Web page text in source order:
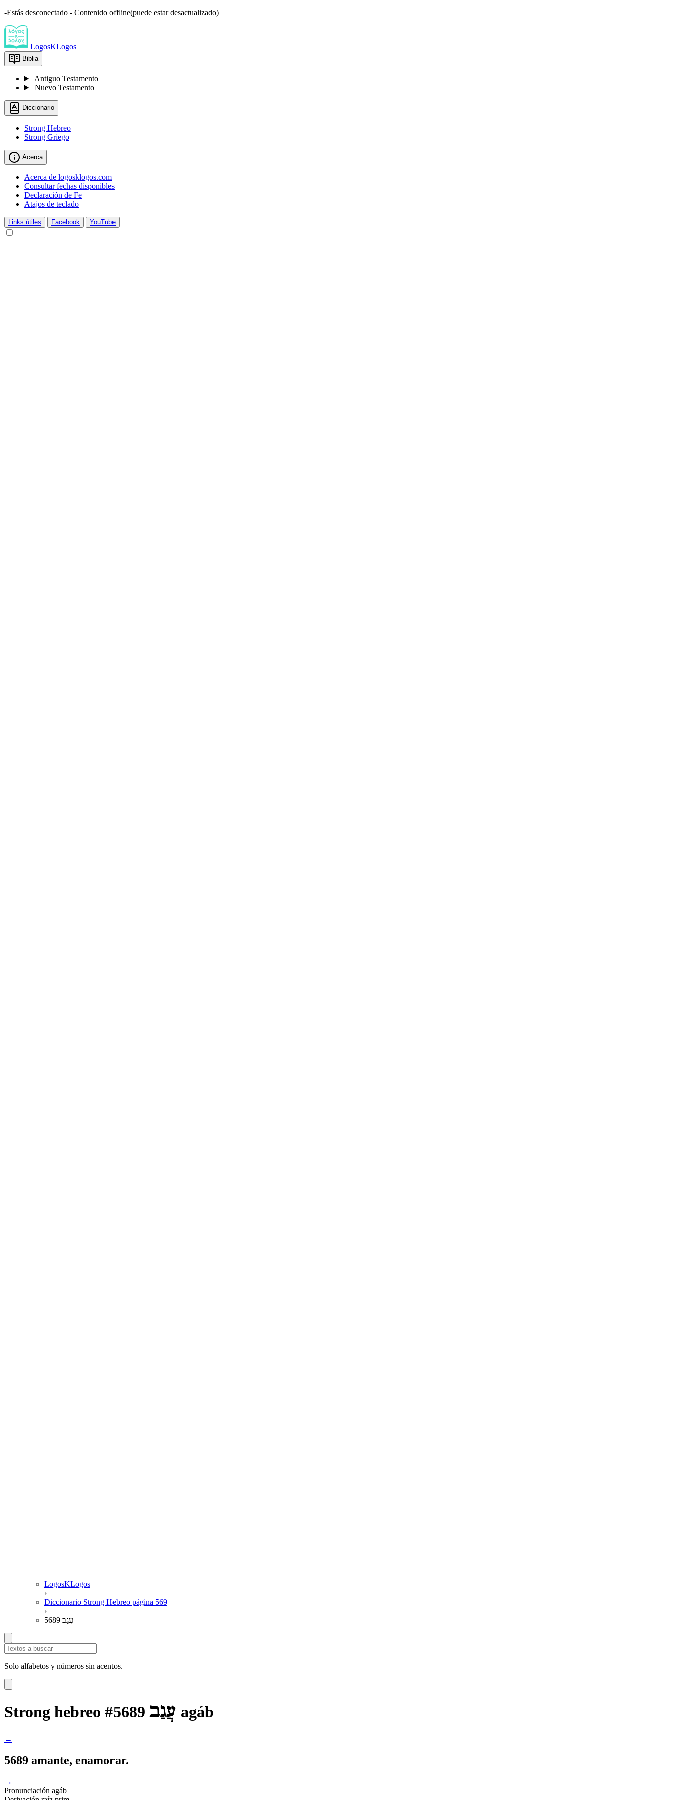
-Estás desconectado - Contenido offline(puede estar desactualizado)
LogosKLogos
Biblia
Antiguo Testamento
Nuevo Testamento
Diccionario
Strong Hebreo
Strong Griego
Acerca
Acerca de logosklogos.com
Consultar fechas disponibles
Declaración de Fe
Atajos de teclado
Links útiles Facebook YouTube
LogosKLogos
›
Diccionario Strong Hebreo página 569
›
5689 עֲגַב
Solo alfabetos y números sin acentos.
Strong hebreo #5689 עֲגַב agáb
←
5689 amante, enamorar.
→
Pronunciación agáb